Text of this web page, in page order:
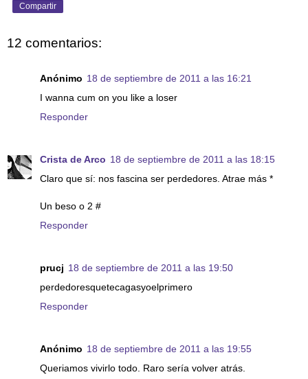
Compartir
12 comentarios:
Anónimo 18 de septiembre de 2011 a las 16:21
I wanna cum on you like a loser
Responder
Crista de Arco 18 de septiembre de 2011 a las 18:15
Claro que sí: nos fascina ser perdedores. Atrae más *
Un beso o 2 #
Responder
prucj 18 de septiembre de 2011 a las 19:50
perdedoresquetecagasyoelprimero
Responder
Anónimo 18 de septiembre de 2011 a las 19:55
Queriamos vivirlo todo. Raro sería volver atrás.